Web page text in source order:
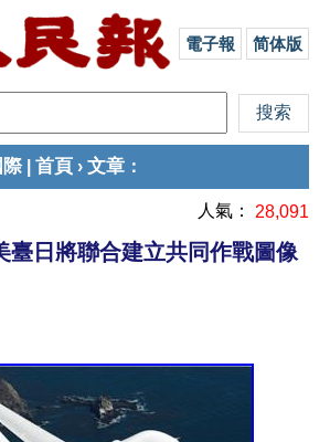
電子報 简体版
際| 首頁 › 文章 ：
人氣： 28,091
臺日將聯合建立共同作戰圖像